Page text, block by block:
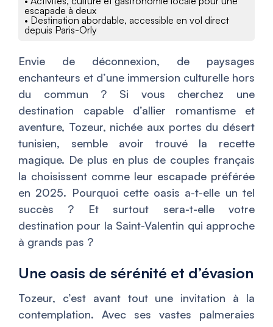
escapade à deux
• Destination abordable, accessible en vol direct
depuis Paris-Orly
Envie de déconnexion, de paysages
enchanteurs et d’une immersion culturelle hors
du commun ? Si vous cherchez une
destination capable d’allier romantisme et
aventure, Tozeur, nichée aux portes du désert
tunisien, semble avoir trouvé la recette
magique. De plus en plus de couples français
la choisissent comme leur escapade préférée
en 2025. Pourquoi cette oasis a-t-elle un tel
succès ? Et surtout sera-t-elle votre
destination pour la Saint-Valentin qui approche
à grands pas ?
Une oasis de sérénité et d’évasion
Tozeur, c’est avant tout une invitation à la
contemplation. Avec ses vastes palmeraies